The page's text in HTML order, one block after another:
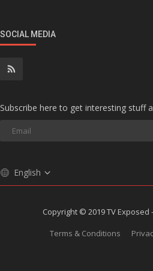
SOCIAL MEDIA
Subscribe here to get interesting stuff
English
Copyright © 2019 TV Exposed
Terms & Conditions